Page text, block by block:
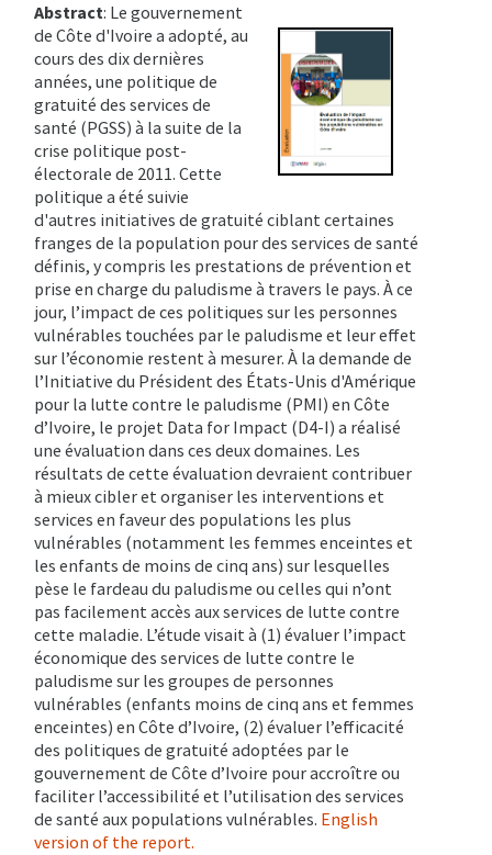
Abstract: Le gouvernement
de Côte d'Ivoire a adopté, au
cours des dix dernières
années, une politique de
gratuité des services de
santé (PGSS) à la suite de la
crise politique post-
électorale de 2011. Cette
politique a été suivie
d'autres initiatives de gratuité ciblant certaines
franges de la population pour des services de santé
définis, y compris les prestations de prévention et
prise en charge du paludisme à travers le pays. À ce
jour, l’impact de ces politiques sur les personnes
vulnérables touchées par le paludisme et leur effet
sur l’économie restent à mesurer. À la demande de
l’Initiative du Président des États-Unis d'Amérique
pour la lutte contre le paludisme (PMI) en Côte
d’Ivoire, le projet Data for Impact (D4-I) a réalisé
une évaluation dans ces deux domaines. Les
résultats de cette évaluation devraient contribuer
à mieux cibler et organiser les interventions et
services en faveur des populations les plus
vulnérables (notamment les femmes enceintes et
les enfants de moins de cinq ans) sur lesquelles
pèse le fardeau du paludisme ou celles qui n’ont
pas facilement accès aux services de lutte contre
cette maladie. L’étude visait à (1) évaluer l’impact
économique des services de lutte contre le
paludisme sur les groupes de personnes
vulnérables (enfants moins de cinq ans et femmes
enceintes) en Côte d’Ivoire, (2) évaluer l’efficacité
des politiques de gratuité adoptées par le
gouvernement de Côte d’Ivoire pour accroître ou
faciliter l’accessibilité et l’utilisation des services
de santé aux populations vulnérables. English
version of the report.